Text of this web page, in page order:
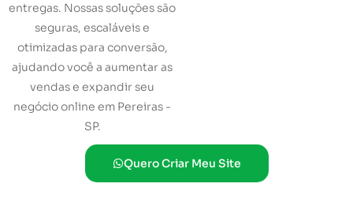
entregas. Nossas soluções são
seguras, escaláveis e
otimizadas para conversão,
ajudando você a aumentar as
vendas e expandir seu
negócio online em Pereiras -
SP.
Quero Criar Meu Site